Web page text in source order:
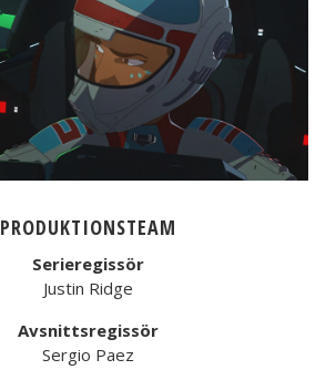
PRODUKTIONSTEAM
Serieregissör
Justin Ridge
Avsnittsregissör
Sergio Paez